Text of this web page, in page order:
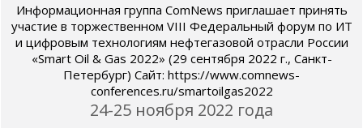
Информационная группа ComNews приглашает принять
участие в торжественном VIII Федеральный форум по ИТ
и цифровым технологиям нефтегазовой отрасли России
«Smart Oil & Gas 2022» (29 сентября 2022 г., Санкт-
Петербург) Сайт: https://www.comnews-
conferences.ru/smartoilgas2022
24-25 ноября 2022 года